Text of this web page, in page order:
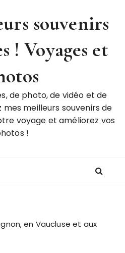
souvenirs
! Voyages et
de photo, de vidéo et de
meilleurs souvenirs de
voyage et améliorez vos
!
en Vaucluse et aux